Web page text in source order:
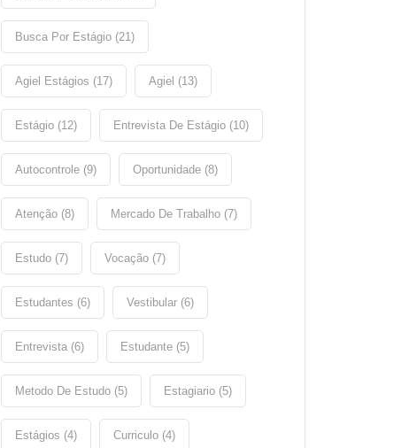
Busca Por Estágio (21)
Agiel Estágios (17) Agiel (13)
Estágio (12) Entrevista De Estágio (10)
Autocontrole (9) Oportunidade (8)
Atenção (8) Mercado De Trabalho (7)
Estudo (7) Vocação (7)
Estudantes (6) Vestibular (6)
Entrevista (6) Estudante (5)
Metodo De Estudo (5) Estagiario (5)
Estágios (4) Curriculo (4)